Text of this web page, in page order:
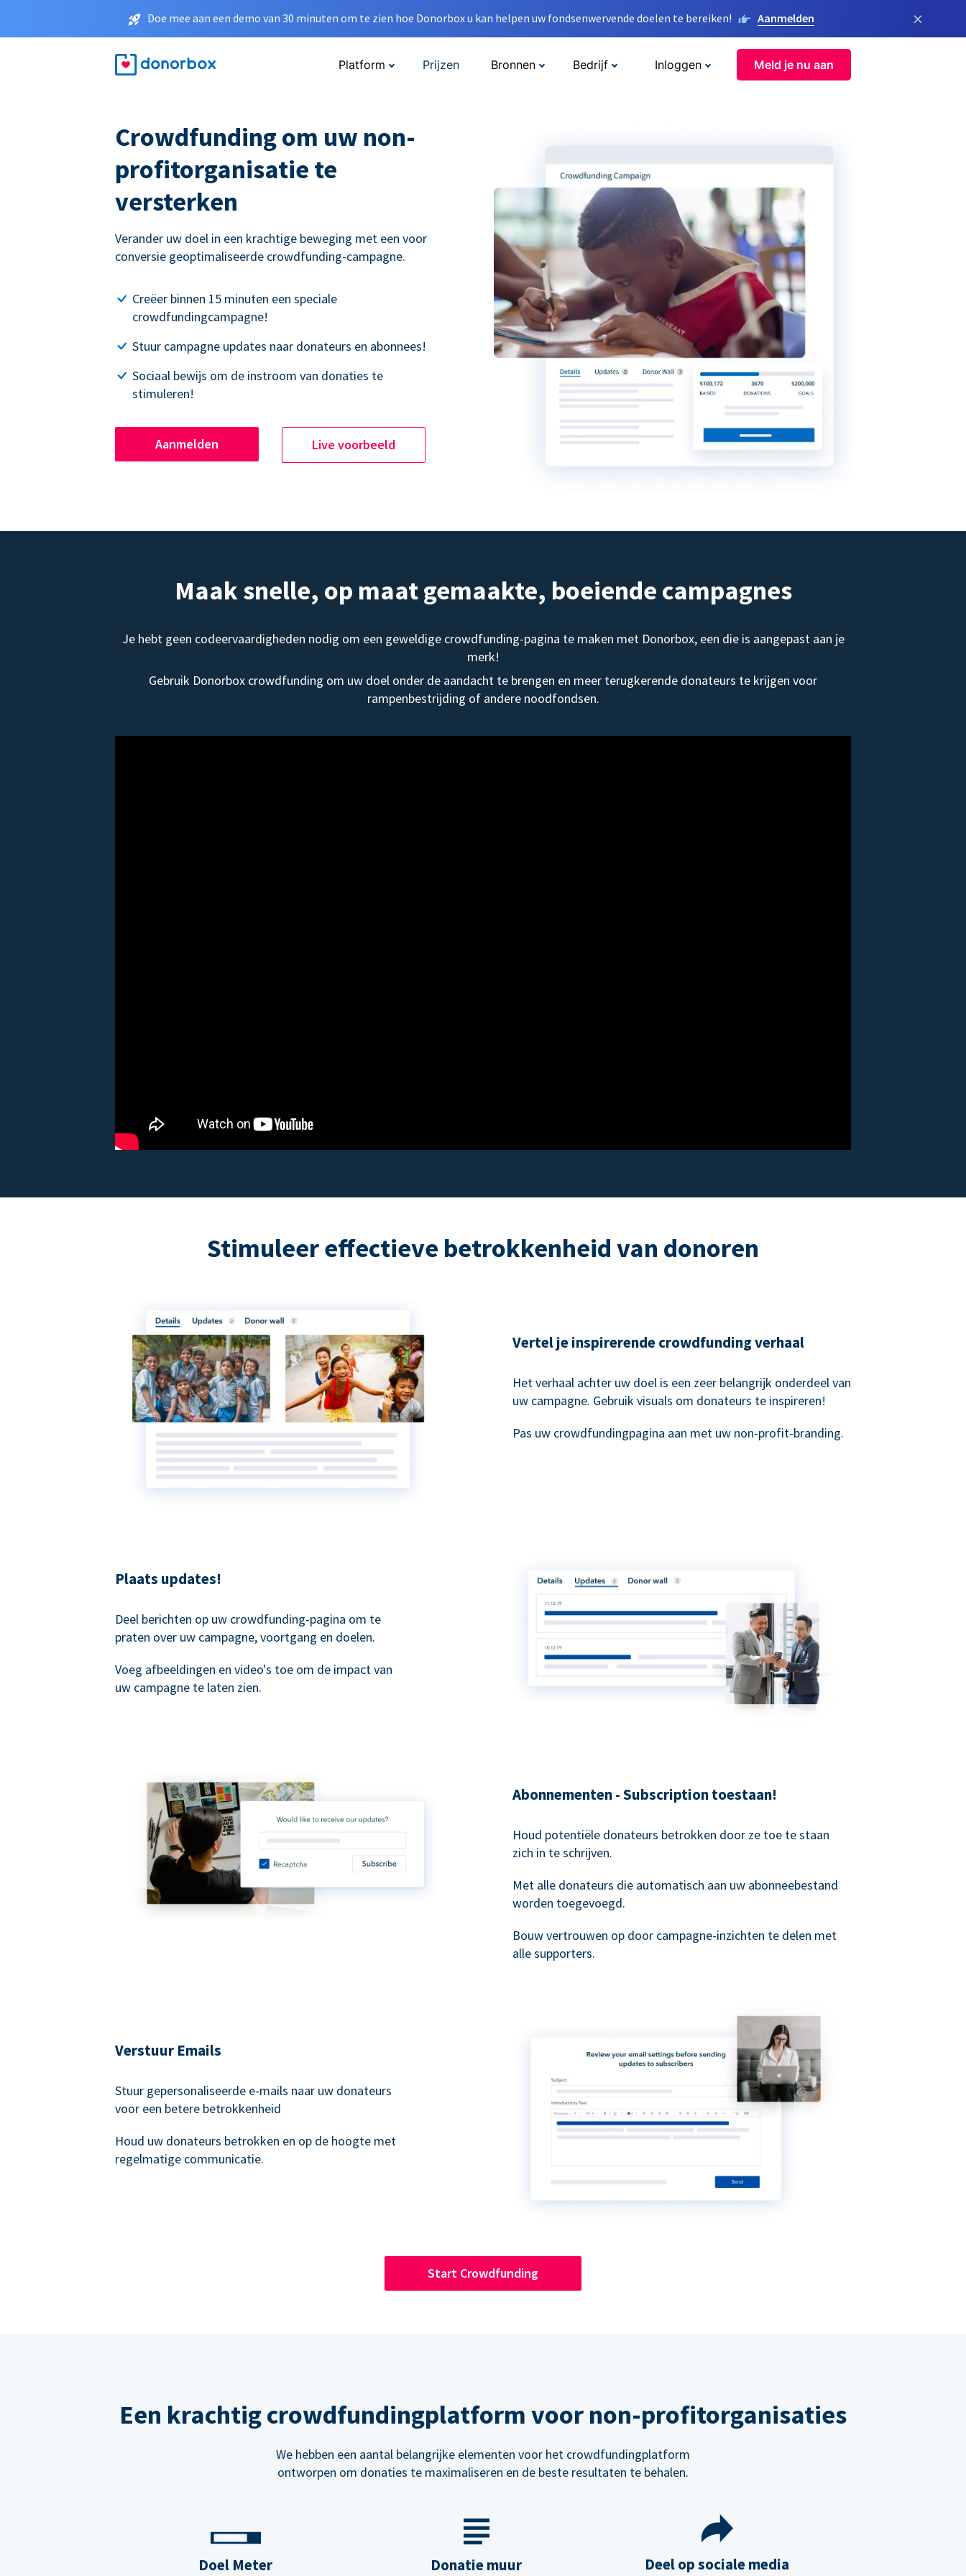
Doe mee aan een demo van 30 minuten om te zien hoe Donorbox u kan helpen uw fondsenwervende doelen te bereiken! Aanmelden ×
Platform Prijzen Bronnen Bedrijf Inloggen Meld je nu aan
Crowdfunding om uw non-
profitorganisatie te
versterken
Verander uw doel in een krachtige beweging met een voor
conversie geoptimaliseerde crowdfunding-campagne.
Creëer binnen 15 minuten een speciale
crowdfundingcampagne!
Stuur campagne updates naar donateurs en abonnees!
Sociaal bewijs om de instroom van donaties te
stimuleren!
Aanmelden Live voorbeeld
Maak snelle, op maat gemaakte, boeiende campagnes
Je hebt geen codeervaardigheden nodig om een geweldige crowdfunding-pagina te maken met Donorbox, een die is aangepast aan je
merk!
Gebruik Donorbox crowdfunding om uw doel onder de aandacht te brengen en meer terugkerende donateurs te krijgen voor
rampenbestrijding of andere noodfondsen.
Stimuleer effectieve betrokkenheid van donoren
Vertel je inspirerende crowdfunding verhaal
Het verhaal achter uw doel is een zeer belangrijk onderdeel van
uw campagne. Gebruik visuals om donateurs te inspireren!
Pas uw crowdfundingpagina aan met uw non-profit-branding.
Plaats updates!
Deel berichten op uw crowdfunding-pagina om te
praten over uw campagne, voortgang en doelen.
Voeg afbeeldingen en video's toe om de impact van
uw campagne te laten zien.
Abonnementen - Subscription toestaan!
Houd potentiële donateurs betrokken door ze toe te staan
zich in te schrijven.
Met alle donateurs die automatisch aan uw abonneebestand
worden toegevoegd.
Bouw vertrouwen op door campagne-inzichten te delen met
alle supporters.
Verstuur Emails
Stuur gepersonaliseerde e-mails naar uw donateurs
voor een betere betrokkenheid
Houd uw donateurs betrokken en op de hoogte met
regelmatige communicatie.
Start Crowdfunding
Een krachtig crowdfundingplatform voor non-profitorganisaties
We hebben een aantal belangrijke elementen voor het crowdfundingplatform
ontworpen om donaties te maximaliseren en de beste resultaten te behalen.
Doel Meter Donatie muur Deel op sociale media